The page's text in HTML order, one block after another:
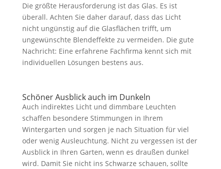
Die größte Herausforderung ist das Glas. Es ist
überall. Achten Sie daher darauf, dass das Licht
nicht ungünstig auf die Glasflächen trifft, um
ungewünschte Blendeffekte zu vermeiden. Die gute
Nachricht: Eine erfahrene Fachfirma kennt sich mit
individuellen Lösungen bestens aus.
Schöner Ausblick auch im Dunkeln
Auch indirektes Licht und dimmbare Leuchten
schaffen besondere Stimmungen in Ihrem
Wintergarten und sorgen je nach Situation für viel
oder wenig Ausleuchtung. Nicht zu vergessen ist der
Ausblick in Ihren Garten, wenn es draußen dunkel
wird. Damit Sie nicht ins Schwarze schauen, sollte